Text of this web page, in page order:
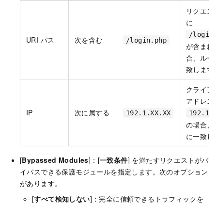
URI パス 次を含む /login.php
リクエス
に
/
が含まれ
合、ルー
致します
IP 次に属する 192.1.XX.XX
クライア
アドレス
の場合、
に一致し
[Bypassed Modules]：[一致条件] を満たすリクエストがバ
イパスできる保護モジュールを指定します。次のオプション
があります。
[すべて検知しない]：完全に信頼できるトラフィックを